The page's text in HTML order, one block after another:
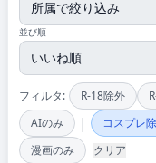
並び順
フィルタ: R-18除外
AIのみ
| コスプレ
漫画のみ
クリア